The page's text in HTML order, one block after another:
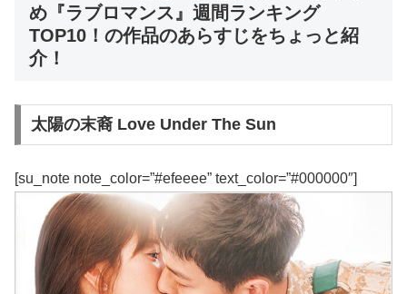
め『ラブロマンス』週間ランキング
TOP10！の作品のあらすじをちょっと紹
介！
太陽の末裔 Love Under The Sun
[su_note note_color=”#efeeee” text_color=”#000000″]